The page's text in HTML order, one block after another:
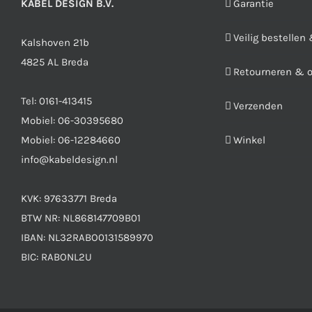
KABEL DESIGN B.V.
Kalshoven 21b
4825 AL Breda
Tel: 0161-413415
Mobiel: 06-30395680
Mobiel: 06-12284660
info@kabeldesign.nl
KVK: 97633771 Breda
BTW NR: NL868147709B01
IBAN: NL32RABO0131589970
BIC: RABONL2U
Garantie
Veilig bestellen
Retourneren &
Verzenden
Winkel